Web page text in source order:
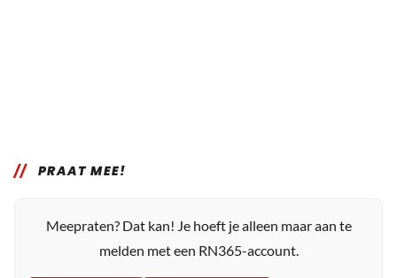
PRAAT MEE!
Meepraten? Dat kan! Je hoeft je alleen maar aan te
melden met een RN365-account.